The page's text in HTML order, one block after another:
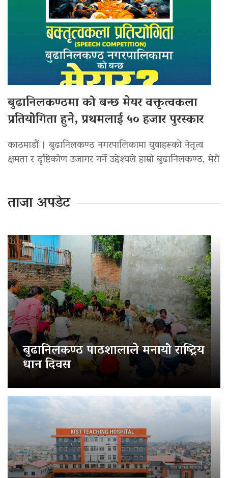
बुढानिलकण्ठमा को बन्छ मेयर वक्तृत्वकला
प्रतियोगिता हुने, प्रथमलाई ५० हजार पुरस्कार
काठमाडौं । बुढानिलकण्ठ नगरपालिकामा युवाहरूको नेतृत्व
क्षमता र दृष्टिकोण उजागर गर्ने उद्देश्यले हाम्रो बुढानिलकण्ठ, मेरो
ताजा अपडेट
बुढानिलकण्ठ पाठशालाले मनायो राष्ट्रिय
धान दिवस